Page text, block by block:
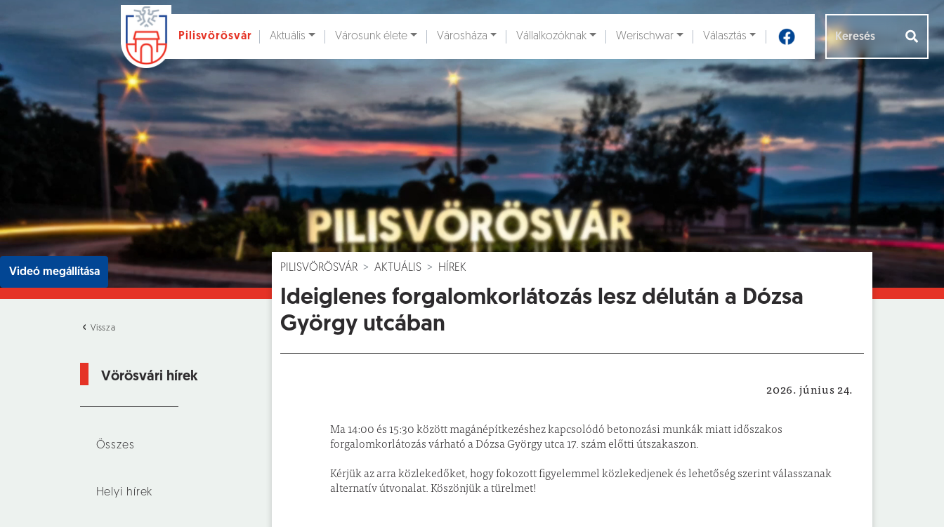
Ugrás a fő tartalomhoz
Pilisvörösvár Aktuális Városunk élete Városháza Vállalkozóknak Werischwar Választás
Videó megállítása
Vissza
Vörösvári hírek
Összes
Helyi hírek
PILISVÖRÖSVÁR AKTUÁLIS HÍREK
Ideiglenes forgalomkorlátozás lesz délután a Dózsa
György utcában
Közlekedés
2026. június 24.
Ma 14:00 és 15:30 között magánépítkezéshez kapcsolódó betonozási munkák miatt időszakos
forgalomkorlátozás várható a Dózsa György utca 17. szám előtti útszakaszon.
Kérjük az arra közlekedőket, hogy fokozott figyelemmel közlekedjenek és lehetőség szerint válasszanak
alternatív útvonalat. Köszönjük a türelmet!
Hírek [ Események [] Dokumentumok [ Aloldalak [